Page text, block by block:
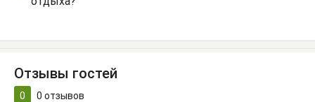
Отзывы гостей
0 0 отзывов